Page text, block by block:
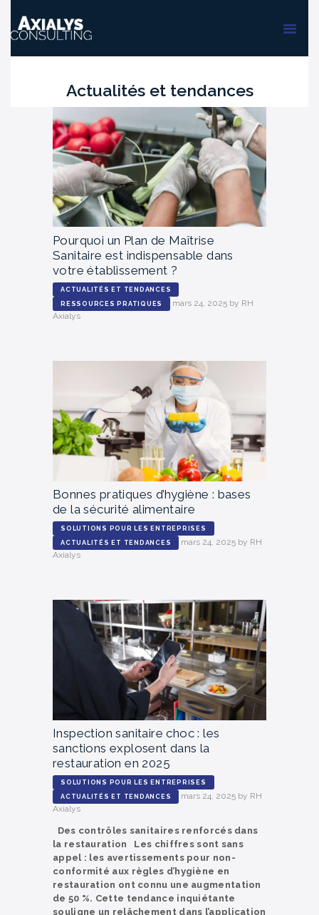
Actualités et tendances
FORMATIONS
Pourquoi un Plan de Maîtrise
Sanitaire est indispensable dans
votre établissement ?
ACTUALITÉS ET TENDANCES
RESSOURCES PRATIQUES
mars 24, 2025 by RH
Axialys
Bonnes pratiques d’hygiène : bases
de la sécurité alimentaire
SOLUTIONS POUR LES ENTREPRISES
ACTUALITÉS ET TENDANCES
mars 24, 2025 by RH
Axialys
Inspection sanitaire choc : les
sanctions explosent dans la
restauration en 2025
SOLUTIONS POUR LES ENTREPRISES
ACTUALITÉS ET TENDANCES
mars 24, 2025 by RH
Axialys
Des contrôles sanitaires renforcés dans
la restauration Les chiffres sont sans
appel : les avertissements pour non-
conformité aux règles d’hygiène en
restauration ont connu une augmentation
de 50 %. Cette tendance inquiétante
souligne un relâchement dans l’application